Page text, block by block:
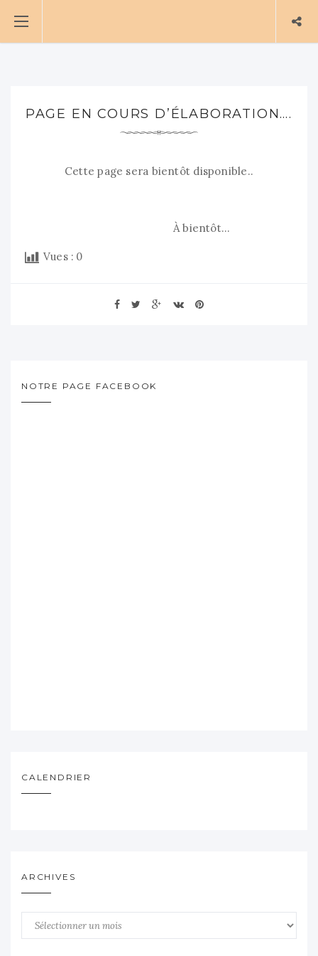
PAGE EN COURS D’ÉLABORATION….
Cette page sera bientôt disponible..
À bientôt…
Vues : 0
NOTRE PAGE FACEBOOK
CALENDRIER
ARCHIVES
Archives